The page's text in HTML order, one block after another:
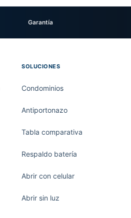
Garantía
SOLUCIONES
Condominios
Antiportonazo
Tabla comparativa
Respaldo batería
Abrir con celular
Abrir sin luz